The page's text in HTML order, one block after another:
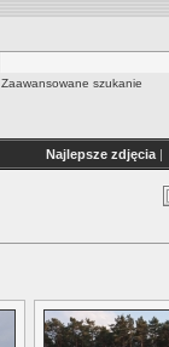
Zaawansowane szukanie
Najlepsze zdjęcia |